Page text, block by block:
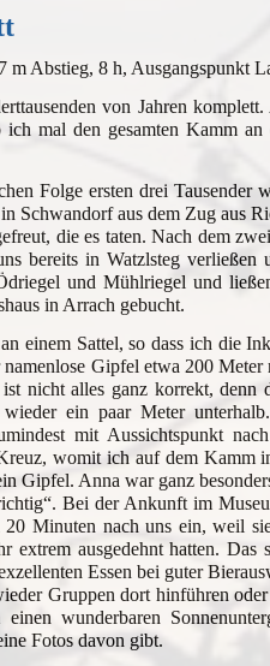
Abstieg, 8 h, Ausgangspunkt
von Jahren
mal den gesamten Kamm
Folge ersten drei Tausender
Schwandorf aus dem Zug aus
die es taten. Nach dem
bereits in Watzlsteg verließen
und Mühlriegel und
in Arrach gebucht.
einem Sattel, so dass ich die
Gipfel etwa 200
alles ganz korrekt, denn
ein paar Meter
mit Aussichtspunkt
womit ich auf dem Kamm
Gipfel. Anna war ganz
Bei der Ankunft im
Minuten nach uns ein, weil
extrem ausgedehnthatten. Das
Essen bei guter
Gruppen dort hinführen
wunderbaren
Fotos davon gibt.